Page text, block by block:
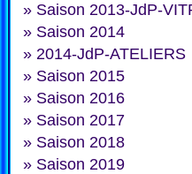
» Saison 2013-JdP-
» Saison 2014
» 2014-JdP-ATELIERS
» Saison 2015
» Saison 2016
» Saison 2017
» Saison 2018
» Saison 2019